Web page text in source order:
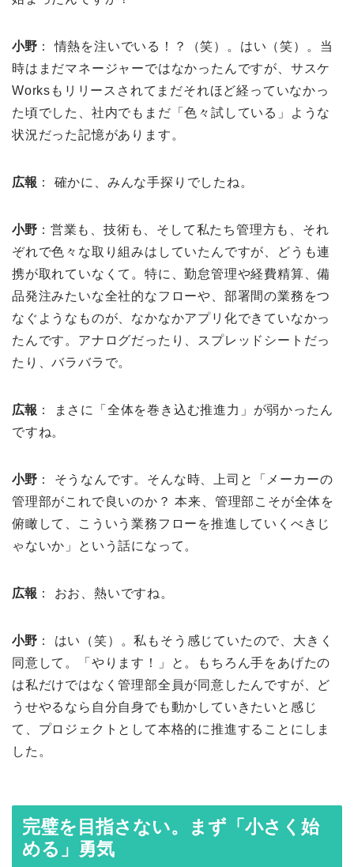
小野 ： 情熱を注いでいる！？（笑）。はい（笑）。当
時はまだマネージャーではなかったんですが、サスケ
Worksもリリースされてまだそれほど経っていなかっ
た頃でした、社内でもまだ「色々試している」ような
状況だった記憶があります。
広報 ： 確かに、みんな手探りでしたね。
小野 ：営業も、技術も、そして私たち管理方も、それ
ぞれで色々な取り組みはしていたんですが、どうも連
携が取れていなくて。特に、勤怠管理や経費精算、備
品発注みたいな全社的なフローや、部署間の業務をつ
なぐようなものが、なかなかアプリ化できていなかっ
たんです。アナログだったり、スプレッドシートだっ
たり、バラバラで。
広報 ： まさに「全体を巻き込む推進力」が弱かったん
ですね。
小野 ： そうなんです。そんな時、上司と「メーカーの
管理部がこれで良いのか？ 本来、管理部こそが全体を
俯瞰して、こういう業務フローを推進していくべきじ
ゃないか」という話になって。
広報 ： おお、熱いですね。
小野 ： はい（笑）。私もそう感じていたので、大きく
同意して。「やります！」と。もちろん手をあげたの
は私だけではなく管理部全員が同意したんですが、ど
うせやるなら自分自身でも動かしていきたいと感じ
て、プロジェクトとして本格的に推進することにしま
した。
完璧を目指さない。まず「小さく始
める」勇気